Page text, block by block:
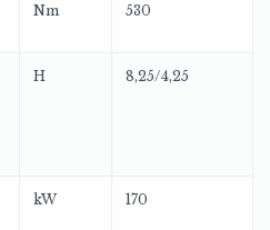
Nm 530
H 8,25/4,25
kW 170